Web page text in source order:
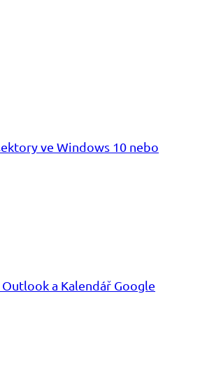
ve Windows 10 nebo
a Kalendář Google